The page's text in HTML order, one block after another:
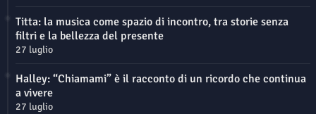
Titta: la musica come spazio di incontro, tra storie senza
filtri e la bellezza del presente
27 luglio
Halley: “Chiamami” è il racconto di un ricordo che continua
a vivere
27 luglio